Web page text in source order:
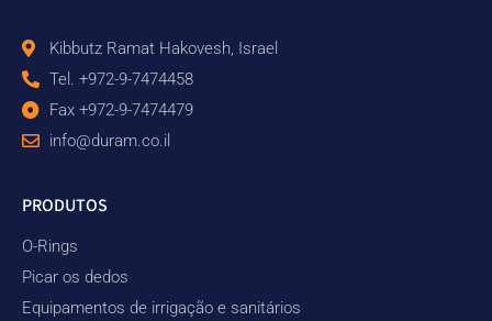
Kibbutz Ramat Hakovesh, Israel
Tel. +972-9-7474458
Fax +972-9-7474479
info@duram.co.il
PRODUTOS
O-Rings
Picar os dedos
Equipamentos de irrigação e sanitários